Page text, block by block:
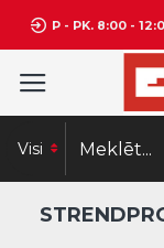
P - PK. 8:00 -
Visi